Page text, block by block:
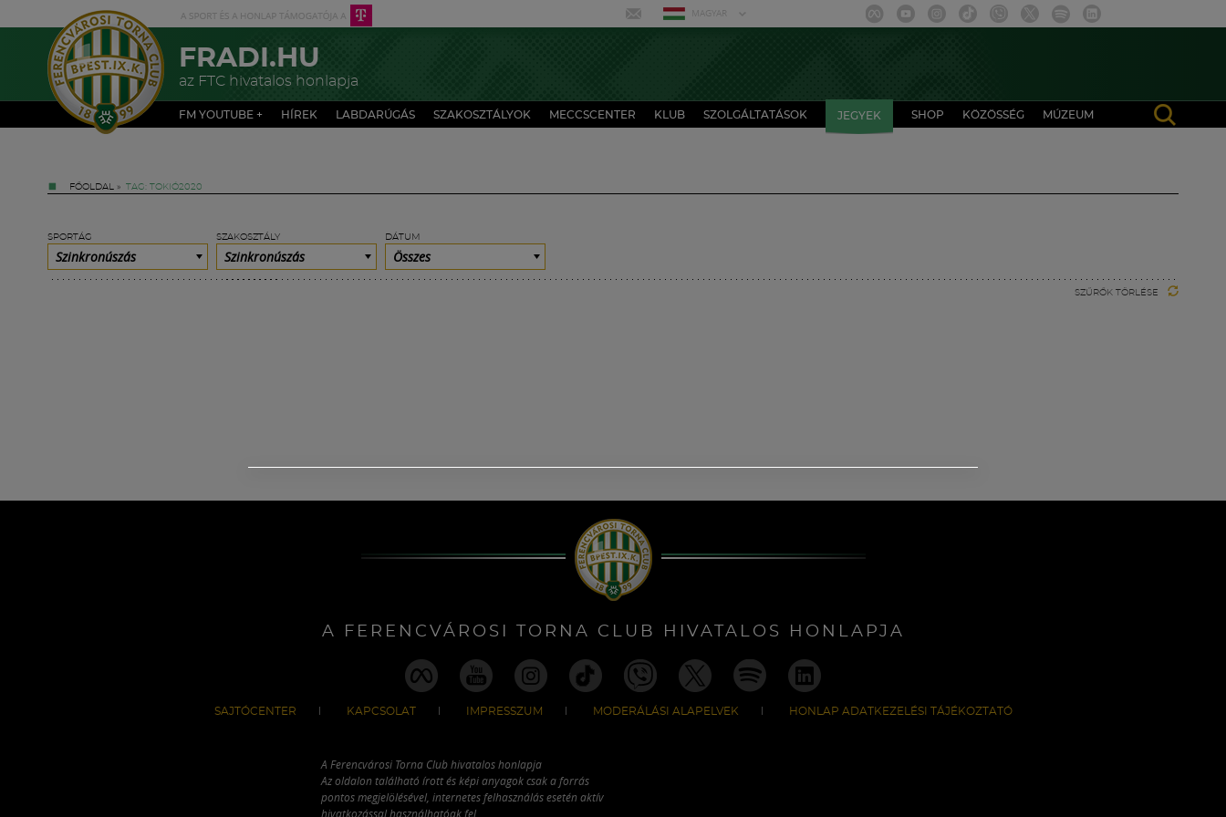
MAGYAR
FRADI.HU
az FTC hivatalos honlapja
FM YOUTUBE + HÍREK LABDARÚGÁS SZAKOSZTÁLYOK MECCSCENTER KLUB SZOLGÁLTATÁSOK JEGYEK SHOP KÖZÖSSÉG MÚZEUM
FŐOLDAL » TAG: TOKIÓ2020
SPORTÁG
Szinkronúszás
SZAKOSZTÁLY
Szinkronúszás
DÁTUM
Összes
SZŰRŐK TÖRLÉSE
A FERENCVÁROSI TORNA CLUB HIVATALOS HONLAPJA
SAJTÓCENTER KAPCSOLAT IMPRESSZUM MODERÁLÁSI ALAPELVEK HONLAP ADATKEZELÉSI TÁJÉKOZTATÓ
A Ferencvárosi Torna Club hivatalos honlapja
Az oldalon található írott és képi anyagok csak a forrás
pontos megjelölésével, internetes felhasználás esetén aktív
hivatkozással használhatóak fel.